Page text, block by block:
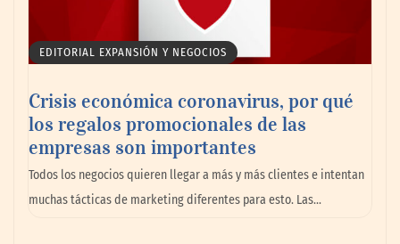
La omnicanalidad redefine la forma de
planear viajes en México
EDITORIAL EXPANSIÓN Y NEGOCIOS
Crisis económica coronavirus, por qué
los regalos promocionales de las
empresas son importantes
Todos los negocios quieren llegar a más y más clientes e intentan
muchas tácticas de marketing diferentes para esto. Las…